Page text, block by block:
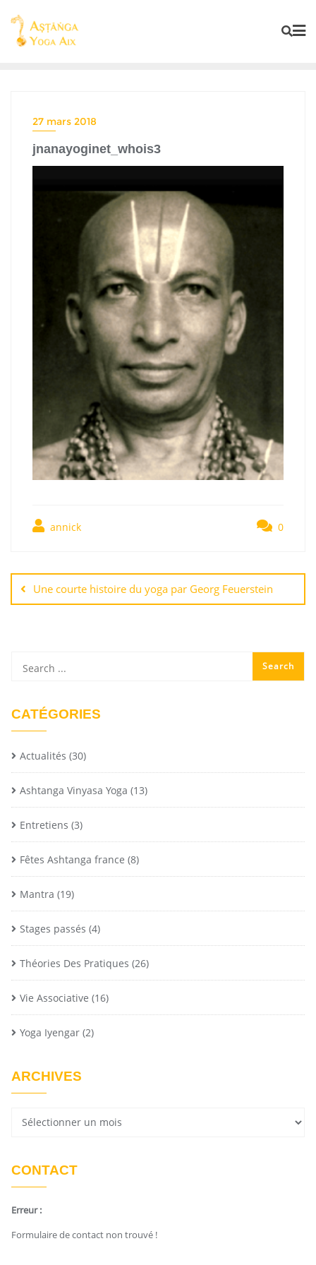
27 mars 2018
jnanayoginet_whois3
annick 0
Une courte histoire du yoga par Georg Feuerstein
CATÉGORIES
Actualités (30)
Ashtanga Vinyasa Yoga (13)
Entretiens (3)
Fêtes Ashtanga france (8)
Mantra (19)
Stages passés (4)
Théories Des Pratiques (26)
Vie Associative (16)
Yoga Iyengar (2)
ARCHIVES
CONTACT
Erreur :
Formulaire de contact non trouvé !